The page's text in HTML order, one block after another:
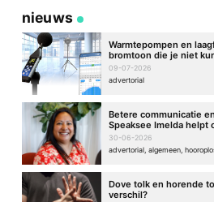
nieuws
Warmtepompen en
bromtoon die je niet
09-07-2026
advertorial
Betere communicatie
Speaksee Imelda helpt
30-06-2026
advertorial, algemeen,
Dove tolk en horende
verschil?